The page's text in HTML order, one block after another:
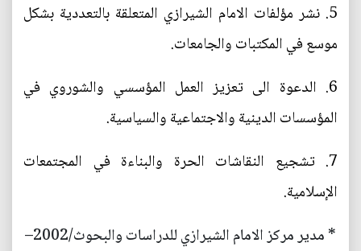
5. نشر مؤلفات الامام الشيرازي المتعلقة بالتعددية بشكل
موسع في المكتبات والجامعات.
6. الدعوة الى تعزيز العمل المؤسسي والشوروي في
المؤسسات الدينية والاجتماعية والسياسية.
7. تشجيع النقاشات الحرة والبناءة في المجتمعات
الإسلامية.
* مدير مركز الامام الشيرازي للدراسات والبحوث/2002–